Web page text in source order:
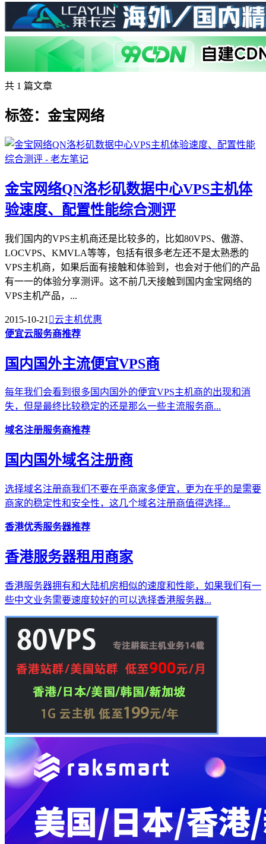
共 1 篇文章
标签：金宝网络
金宝网络QN洛杉矶数据中心VPS主机体
验速度、配置性能综合测评
我们国内的VPS主机商还是比较多的，比如80VPS、傲游、
LOCVPS、KMVLA等等，包括有很多老左还不是太熟悉的
VPS主机商，如果后面有接触和体验到，也会对于他们的产品
有一一的体验分享测评。这不前几天接触到国内金宝网络的
VPS主机产品，...
2015-10-21 云主机优惠
便宜云服务商推荐
国内国外主流便宜VPS商
每年我们会看到很多国内国外的便宜VPS主机商的出现和消
失，但是最终比较稳定的还是那么一些主流服务商...
域名注册服务商推荐
国内国外域名注册商
选择域名注册商我们不要在乎商家多便宜，更为在乎的是需要
商家的稳定性和安全性，这几个域名注册商值得选择...
香港优秀服务器推荐
香港服务器租用商家
香港服务器拥有和大陆机房相似的速度和性能，如果我们有一
些中文业务需要速度较好的可以选择香港服务器...